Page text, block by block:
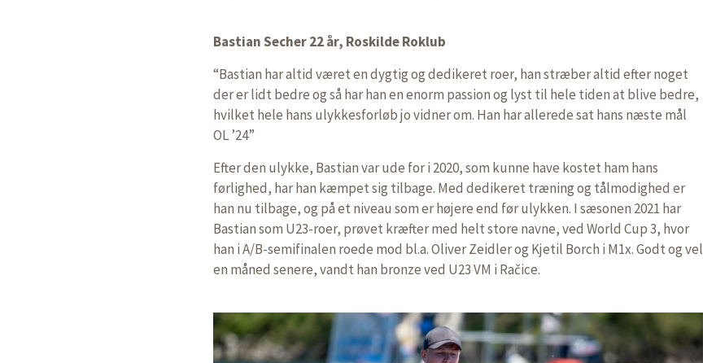
Bastian Secher 22 år, Roskilde Roklub
“Bastian har altid været en dygtig og dedikeret roer, han stræber altid efter noget
der er lidt bedre og så har han en enorm passion og lyst til hele tiden at blive bedre,
hvilket hele hans ulykkesforløb jo vidner om. Han har allerede sat hans næste mål
OL ’24”
Efter den ulykke, Bastian var ude for i 2020, som kunne have kostet ham hans
førlighed, har han kæmpet sig tilbage. Med dedikeret træning og tålmodighed er
han nu tilbage, og på et niveau som er højere end før ulykken. I sæsonen 2021 har
Bastian som U23-roer, prøvet kræfter med helt store navne, ved World Cup 3, hvor
han i A/B-semifinalen roede mod bl.a. Oliver Zeidler og Kjetil Borch i M1x. Godt og vel
en måned senere, vandt han bronze ved U23 VM i Račice.